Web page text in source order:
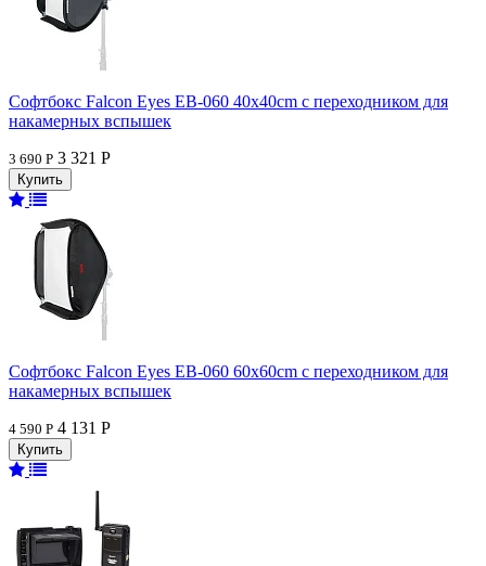
Софтбокс Falcon Eyes EB-060 40x40cm с переходником для
накамерных вспышек
3 690 Р 3 321 Р
Софтбокс Falcon Eyes EB-060 60x60cm с переходником для
накамерных вспышек
4 590 Р 4 131 Р